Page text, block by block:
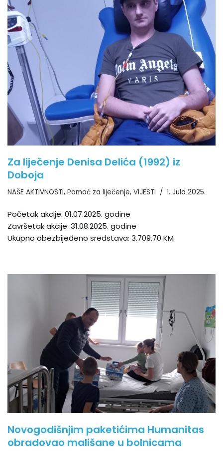
Za liječenje Denisa Delića (1992) iz
Doboja
NAŠE AKTIVNOSTI, Pomoć za liječenje, VIJESTI 1. Jula 2025.
Početak akcije: 01.07.2025. godine
Završetak akcije: 31.08.2025. godine
Ukupno obezbijeđeno sredstava: 3.709,70 KM
Novogodišnjim paketićima Humanitas
obradovao mališane u bolnicama